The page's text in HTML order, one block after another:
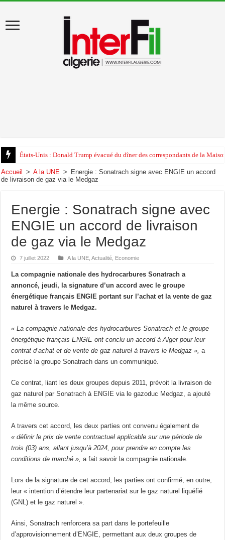
États-Unis : Donald Trump évacué du dîner des correspondants de la
Accueil > A la UNE >
Energie : Sonatrach signe avec ENGIE un accord
de livraison de gaz via le Medgaz
Energie : Sonatrach signe avec
ENGIE un accord de livraison
de gaz via le Medgaz
7 juillet 2022 A la UNE ,Actualité Economie
La compagnie nationale des hydrocarbures Sonatrach a
annoncé, jeudi, la signature d’un accord avec le groupe
énergétique français ENGIE portant sur l’achat et la vente de gaz
naturel à travers le Medgaz.
« La compagnie nationale des hydrocarbures Sonatrach et le groupe
énergétique français ENGIE ont conclu un accord à Alger pour leur
contrat d’achat et de vente de gaz naturel à travers le Medgaz », a
précisé la groupe Sonatrach dans un communiqué.
Ce contrat, liant les deux groupes depuis 2011, prévoit la livraison de
gaz naturel par Sonatrach à ENGIE via le gazoduc Medgaz, a ajouté
la même source.
A travers cet accord, les deux parties ont convenu également de
« définir le prix de vente contractuel applicable sur une période de
trois (03) ans, allant jusqu’à 2024, pour prendre en compte les
conditions de marché », a fait savoir la compagnie nationale.
Lors de la signature de cet accord, les parties ont confirmé, en outre,
leur « intention d’étendre leur partenariat sur le gaz naturel liquéfié
(GNL) et le gaz naturel ».
Ainsi, Sonatrach renforcera sa part dans le portefeuille
d’approvisionnement d’ENGIE, permettant aux deux groupes de